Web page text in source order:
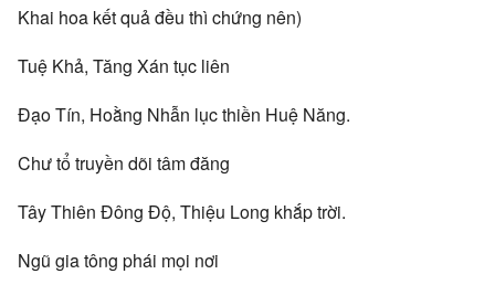
Khai hoa kết quả đều thì chứng nên)
Tuệ Khả, Tăng Xán tục liên
Đạo Tín, Hoằng Nhẫn lục thiền Huệ Năng.
Chư tổ truyền dõi tâm đăng
Tây Thiên Đông Độ, Thiệu Long khắp trời.
Ngũ gia tông phái mọi nơi